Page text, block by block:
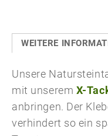
WEITERE
Unsere
mit unserem X-
anbringen. Der
verhindert so ein